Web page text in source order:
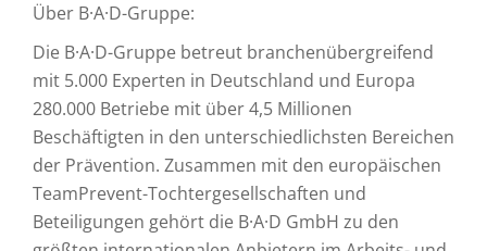
Über B·A·D-Gruppe:
Die B·A·D-Gruppe betreut branchenübergreifend
mit 5.000 Experten in Deutschland und Europa
280.000 Betriebe mit über 4,5 Millionen
Beschäftigten in den unterschiedlichsten Bereichen
der Prävention. Zusammen mit den europäischen
TeamPrevent-Tochtergesellschaften und
Beteiligungen gehört die B·A·D GmbH zu den